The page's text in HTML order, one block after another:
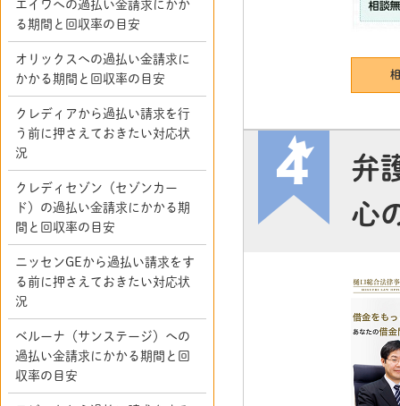
弁
心
エイワへの過払い金請求にかか
る期間と回収率の目安
オリックスへの過払い金請求に
かかる期間と回収率の目安
クレディアから過払い請求を行
う前に押さえておきたい対応状
況
クレディセゾン（セゾンカー
ド）の過払い金請求にかかる期
間と回収率の目安
ニッセンGEから過払い請求をす
る前に押さえておきたい対応状
況
ベルーナ（サンステージ）への
過払い金請求にかかる期間と回
収率の目安